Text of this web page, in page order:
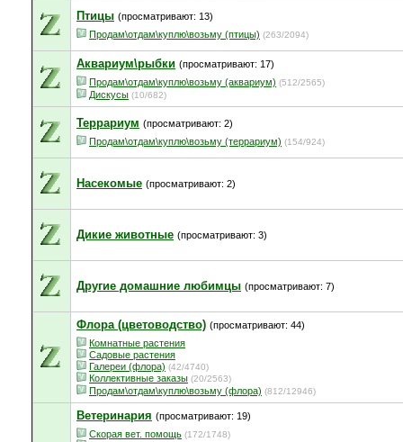
Птицы (просматривают: 13)
Продам\отдам\куплю\возьму (птицы) (263/2094)
Аквариум\рыбки (просматривают: 17)
Продам\отдам\куплю\возьму (аквариум) (512/2565)
Дискусы (10/682)
Террариум (просматривают: 2)
Продам\отдам\куплю\возьму (террариум) (154/924)
Насекомые (просматривают: 2)
Дикие животные (просматривают: 3)
Другие домашние любимцы (просматривают: 7)
Флора (цветоводство) (просматривают: 44)
Комнатные растения
Садовые растения
Галереи (флора) (42/4740)
Коллективные заказы (20/2563)
Продам\отдам\куплю\возьму (флора) (812/12946)
Ветеринария (просматривают: 19)
Скорая вет. помощь (172/1748)